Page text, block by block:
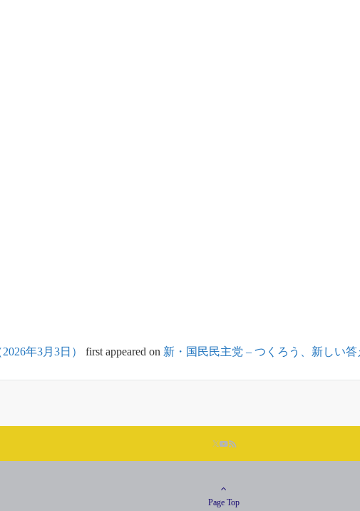
年3月3日） first appeared on 新・国民民主党 – つくろう、新しい答
Page Top